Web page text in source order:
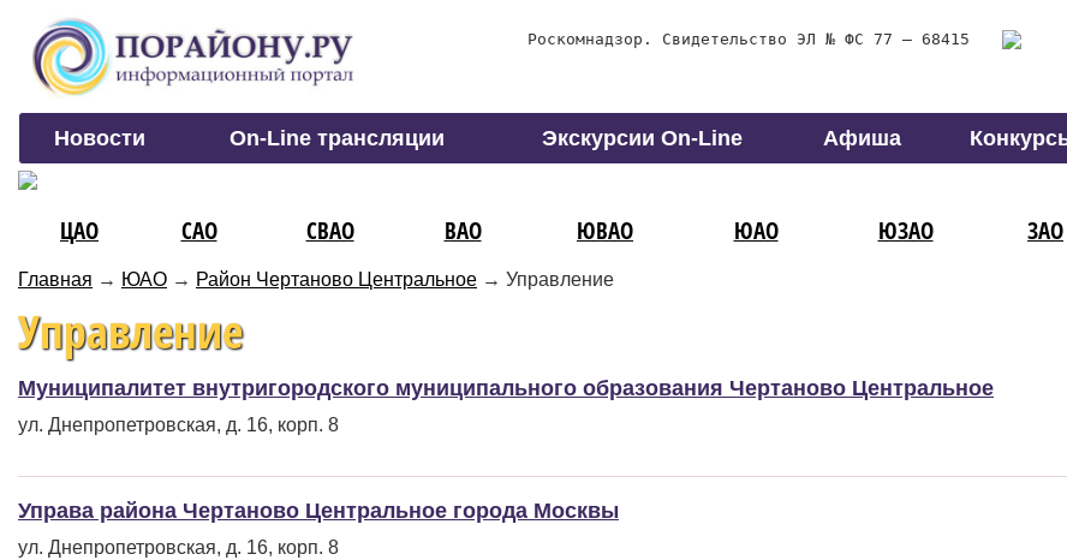
Роскомнадзор. Свидетельство ЭЛ № ФС 77 – 68415
Новости On-Line трансляции Экскурсии On-Line Афиша
ЦАО САО СВАО ВАО ЮВАО ЮАО ЮЗАО ЗАО
Главная → ЮАО → Район Чертаново Центральное → Управление
Управление
Муниципалитет внутригородского муниципального образования Чертаново Центральное
ул. Днепропетровская, д. 16, корп. 8
Управа района Чертаново Центральное города Москвы
ул. Днепропетровская, д. 16, корп. 8